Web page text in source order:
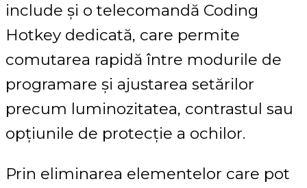
include și o telecomandă Coding
Hotkey dedicată, care permite
comutarea rapidă între modurile de
programare și ajustarea setărilor
precum luminozitatea, contrastul sau
opțiunile de protecție a ochilor.
Prin eliminarea elementelor care pot